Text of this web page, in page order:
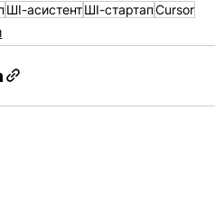
ШІ-асистентШІ-стартапCursor